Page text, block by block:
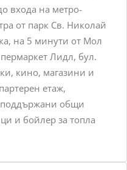
входа на метро-
от парк Св. Николай
на 5 минути от Мол
Лидл, бул.
кино, магазини и
етаж,
поддържани общи
и бойлер за топла